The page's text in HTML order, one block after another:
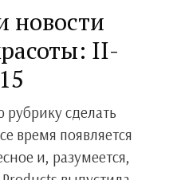
новости
II-
сделать
время появляется
и, разумеется,